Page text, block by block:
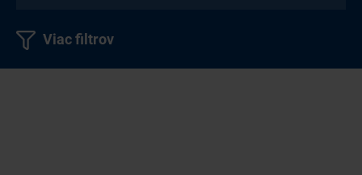
Viac filtrov